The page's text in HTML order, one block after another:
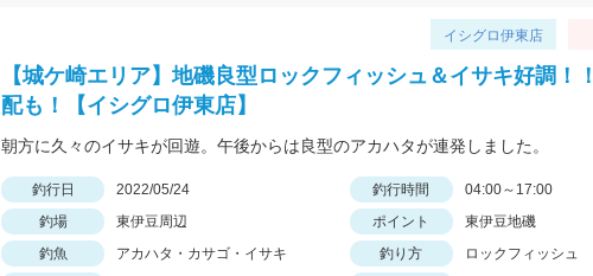
イシグロ伊東店
【城ケ崎エリア】地磯良型ロックフィッシュ＆イサキ好調！
配も！【イシグロ伊東店】
朝方に久々のイサキが回遊。午後からは良型のアカハタが連発しました。
釣行日 2022/05/24 釣行時間
04:00～17:00
釣場
東伊豆周辺 ポイント
東伊豆地磯
釣魚
アカハタ・カサゴ・イサキ 釣り方
ロックフィッシュ